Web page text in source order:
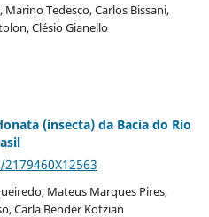
Tedesco, Carlos Bissani,
Clésio Gianello
(insecta) da Bacia do Rio
Mateus Marques Pires,
Carla Bender Kotzian